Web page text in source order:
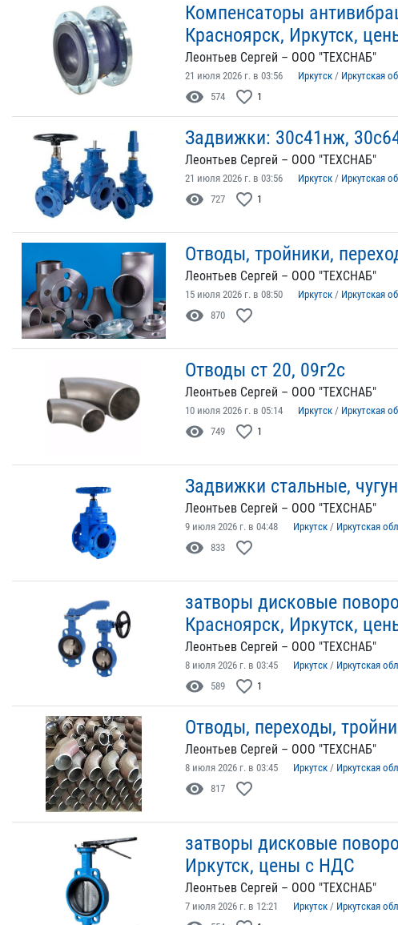
Компенсаторы
Красноярск, Иркутск,
Леонтьев Сергей – ООО "ТЕХСНАБ"
21 июля 2026 г. в 03:56 Иркутск / Иркутская
visibility 574 favorite_border 1
Задвижки: 30с41нж,
Леонтьев Сергей – ООО "ТЕХСНАБ"
21 июля 2026 г. в 03:56 Иркутск / Иркутская
visibility 727 favorite_border 1
Отводы, тройники,
Леонтьев Сергей – ООО "ТЕХСНАБ"
15 июля 2026 г. в 08:50 Иркутск / Иркутская
visibility 870 favorite_border
Отводы ст 20, 09г2с
Леонтьев Сергей – ООО "ТЕХСНАБ"
10 июля 2026 г. в 05:14 Иркутск / Иркутская
visibility 749 favorite_border 1
Задвижки стальные,
Леонтьев Сергей – ООО "ТЕХСНАБ"
9 июля 2026 г. в 04:48 Иркутск / Иркутская
visibility 833 favorite_border
затворы дисковые
Красноярск, Иркутск,
Леонтьев Сергей – ООО "ТЕХСНАБ"
8 июля 2026 г. в 03:45 Иркутск / Иркутская
visibility 589 favorite_border 1
Отводы, переходы,
Леонтьев Сергей – ООО "ТЕХСНАБ"
8 июля 2026 г. в 03:45 Иркутск / Иркутская
visibility 817 favorite_border
затворы дисковые
Иркутск, цены с НДС
Леонтьев Сергей – ООО "ТЕХСНАБ"
7 июля 2026 г. в 12:21 Иркутск / Иркутская